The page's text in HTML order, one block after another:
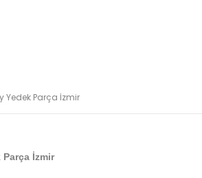
Yedek Parça İzmir
İzmir